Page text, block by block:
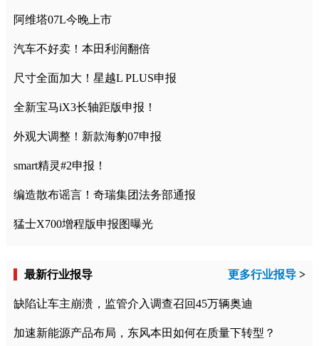
阿维塔07L今晚上市
汽车不好卖！本田利润翻倍
尺寸全面加大！星越L PLUS申报
全新宝马iX3长轴距版申报！
外观大调整！新款海豹07申报
smart精灵#2申报！
编造散布谣言！奇瑞集团法务部通报
猛士X700增程版申报图曝光
最新行业报导 更多行业报导 >
缺陷让车主崩溃，监管介入调查召回45万辆奥迪
加速新能源产品布局，东风本田如何在质量下转型？